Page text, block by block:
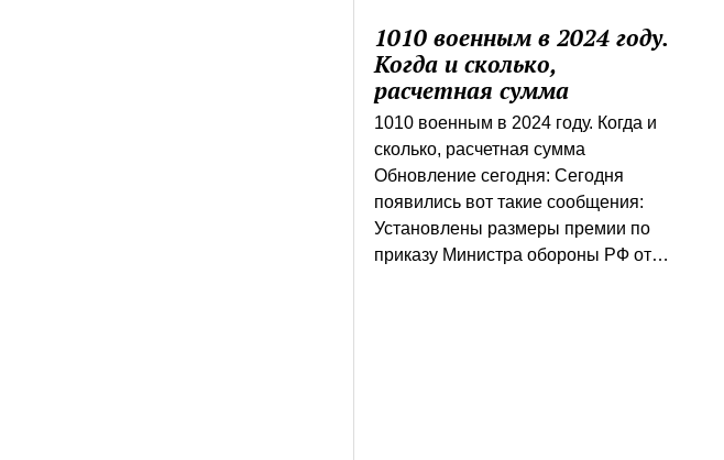
1010 военным в 2024 году.
Когда и сколько,
расчетная сумма
1010 военным в 2024 году. Когда и
сколько, расчетная сумма
Обновление сегодня: Сегодня
появились вот такие сообщения:
Установлены размеры премии по
приказу Министра обороны РФ от…